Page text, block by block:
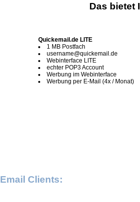
Das bietet
Quickemail.de LITE
1 MB Postfach
username@quickemail.de
Webinterface LITE
echter POP3 Account
Werbung im Webinterface
Werbung per E-Mail (4x / Monat)
Email Clients: